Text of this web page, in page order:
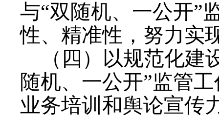
与“双随机、一公开”
性、精准性， 努力实
（四） 以规范化建
随机、一公开”监管
业务培训和舆论宣传